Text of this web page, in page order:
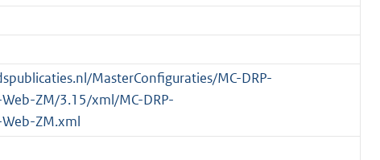
MasterConfiguraties/MC-DRP-
ZM/3.15/xml/MC-DRP-
ZM.xml